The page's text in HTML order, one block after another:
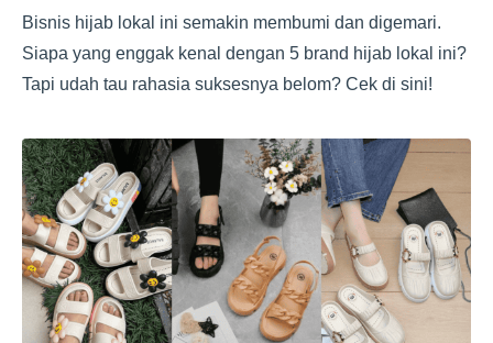
Bisnis hijab lokal ini semakin membumi dan digemari.
Siapa yang enggak kenal dengan 5 brand hijab lokal ini?
Tapi udah tau rahasia suksesnya belom? Cek di sini!